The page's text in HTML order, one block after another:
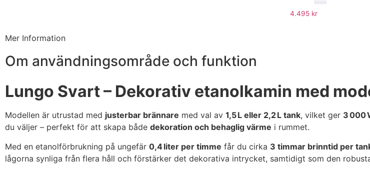
★★★★★
4.495 kr
Mer Information
Om användningsområde och funktion
Lungo Svart – Dekorativ etanolkamin med
Modellen är utrustad med justerbar brännare med val av 1,5 L eller 2,2 L tank, vilket ger 3 000
du väljer – perfekt för att skapa både dekoration och behaglig värme i rummet.
Med en etanolförbrukning på ungefär 0,4 liter per timme får du cirka 3 timmar brinntid per
lågorna synliga från flera håll och förstärker det dekorativa intrycket, samtidigt som den